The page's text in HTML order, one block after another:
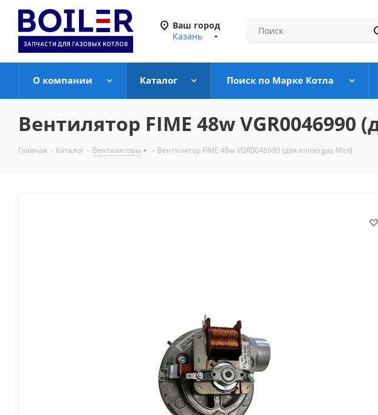
Ваш город
Казань
О компании Каталог Поиск по Марке Котла
Вентилятор FIME 48w VGR0046990
Главная - Каталог - Вентиляторы - Вентилятор FIME 48w VGR0046990 (для Immergas Mini)